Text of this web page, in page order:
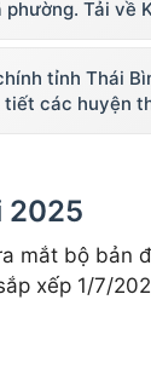
phường. Tải về
tỉnh Thái
các huyện
2025
mắt bộ bản
xếp 1/7/